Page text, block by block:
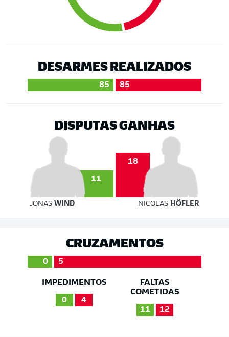
DESARMES REALIZADOS
85 85
DISPUTAS GANHAS
11
18
JONAS WIND NICOLAS HÖFLER
CRUZAMENTOS
0 5
IMPEDIMENTOS
0 4
FALTAS
COMETIDAS
11 12